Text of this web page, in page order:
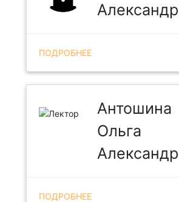
ПОДРОБНЕЕ
Антошина
Ольга
ПОДРОБНЕЕ